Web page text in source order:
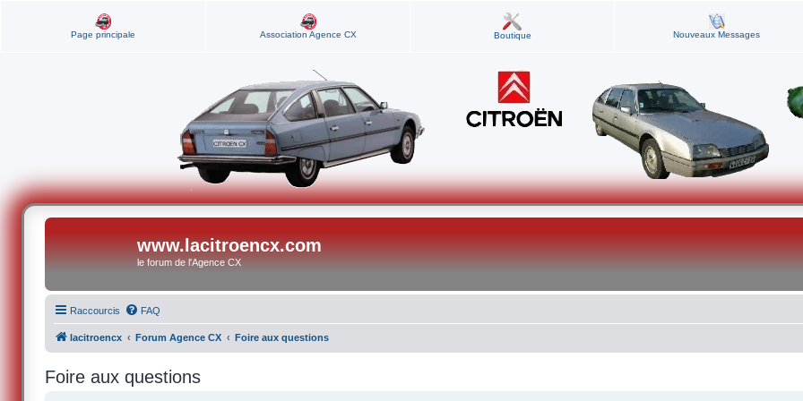
Page principale Association Agence CX Boutique Nouveaux Messages
www.lacitroencx.com
le forum de l'Agence CX
Raccourcis FAQ
lacitroencx Forum Agence CX Foire aux questions
Foire aux questions